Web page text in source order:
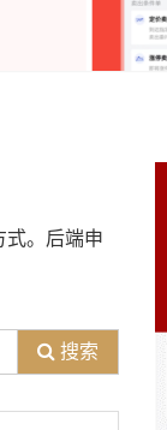
。后端申
搜索